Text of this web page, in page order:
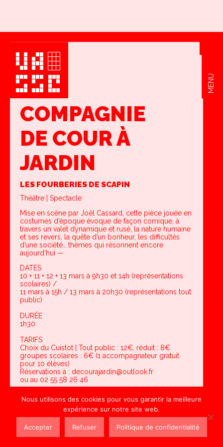
MENU
COMPAGNIE
DE COUR À
JARDIN
LES FOURBERIES DE SCAPIN
Théâtre | Spectacle
Mise en scène par Joël Cassard, cette pièce jouée en
costumes d’époque évoque de façon comique, à
travers un valet dynamique et rusé, la nature humaine
et ses revers, la quête d’un bonheur, les difficultés
d’une société… thèmes qui résonnent encore
aujourd’hui —
DATES
10 + 11 + 12 + 13 mars à 9h30 et 14h (représentations
scolaires) /
11 mars à 15h / 13 mars à 20h30 (représentations tout
public)
DURÉE
1h30
TARIFS
Choix du Cuistot | Tout public : 12€, réduit : 8€
groupes scolaires : 6€ (1 accompagnateur gratuit
pour 10 élèves)
Réservations à : decourajardin@outlook.fr
ou au 02 55 58 26 46
Nous utilisons des cookies pour vous garantir la meilleure
expérience sur notre site web.
Accepter Refuser Politique de confidentialité